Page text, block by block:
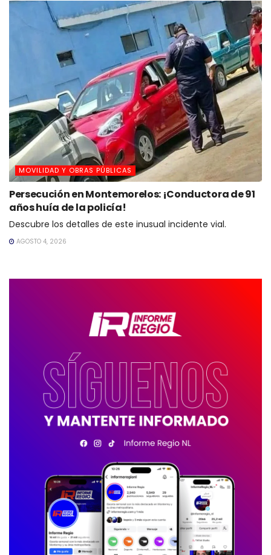
MOVILIDAD Y OBRAS PÚBLICAS
Persecución en Montemorelos: ¡Conductora de 91
años huía de la policía!
Descubre los detalles de este inusual incidente vial.
AGOSTO 4, 2026